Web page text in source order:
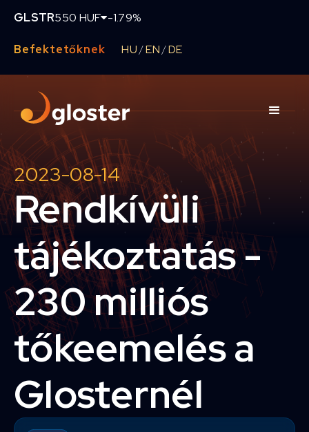
GLSTR550 HUF -1.79%
Befektetőknek HU /EN /DE
2023-08-14
Rendkívüli
tájékoztatás -
230 milliós
tőkeemelés a
Glosternél